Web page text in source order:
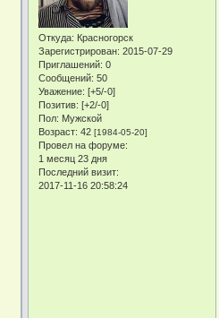
Откуда: Красногорск
Зарегистрирован: 2015-07-29
Приглашений: 0
Сообщений: 50
Уважение: [+5/-0]
Позитив: [+2/-0]
Пол: Мужской
Возраст: 42[1984-05-20]
Провел на форуме:
1 месяц 23 дня
Последний визит:
2017-11-16 20:58:24